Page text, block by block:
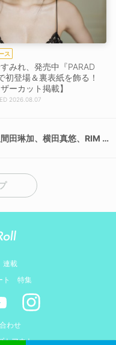
ス
みれ、発売中『PARAD
初登場＆裏表紙を飾る！
ザーカット掲載】
2026.08.07
田琳加、横田真悠、RIM
連載
ト 特集
わせ
トアウト